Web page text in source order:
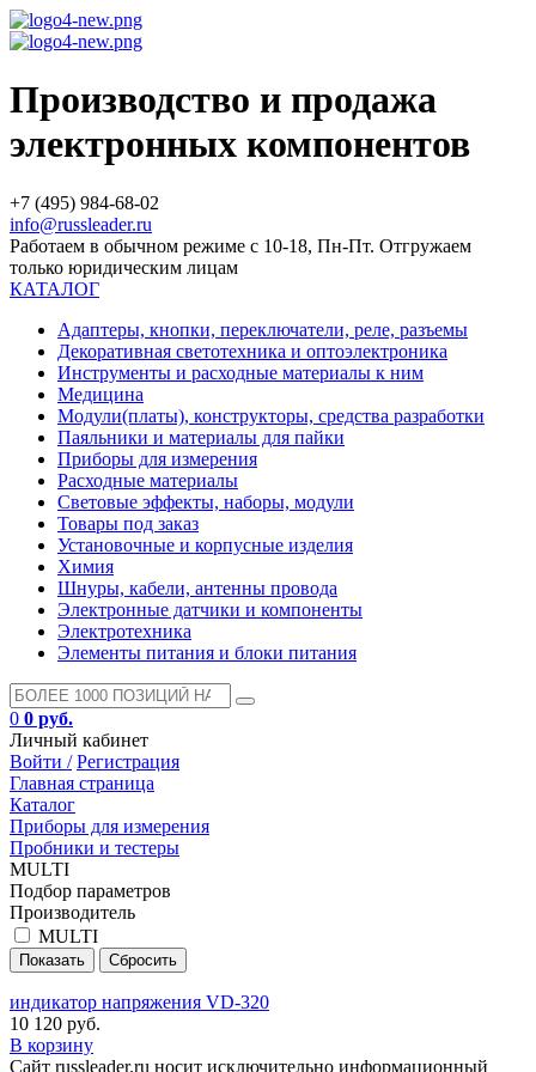
Производство и продажа
электронных компонентов
+7 (495) 984-68-02
info@russleader.ru
Работаем в обычном режиме с 10-18, Пн-Пт. Отгружаем
только юридическим лицам
КАТАЛОГ
Адаптеры, кнопки, переключатели, реле, разъемы
Декоративная светотехника и оптоэлектроника
Инструменты и расходные материалы к ним
Медицина
Модули(платы), конструкторы, средства разработки
Паяльники и материалы для пайки
Приборы для измерения
Расходные материалы
Световые эффекты, наборы, модули
Товары под заказ
Установочные и корпусные изделия
Химия
Шнуры, кабели, антенны провода
Электронные датчики и компоненты
Электротехника
Элементы питания и блоки питания
0 0 руб.
Личный кабинет
Войти / Регистрация
Главная страница
Каталог
Приборы для измерения
Пробники и тестеры
MULTI
Подбор параметров
Производитель
MULTI
индикатор напряжения VD-320
10 120 руб.
В корзину
Сайт russleader.ru носит исключительно информационный